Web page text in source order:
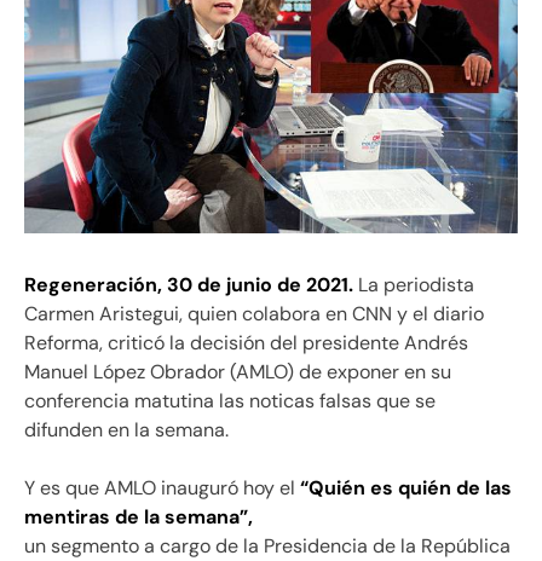
Regeneración, 30 de junio de 2021. La periodista
Carmen Aristegui, quien colabora en CNN y el diario
Reforma, criticó la decisión del presidente Andrés
Manuel López Obrador (AMLO) de exponer en su
conferencia matutina las noticas falsas que se
difunden en la semana.
Y es que AMLO inauguró hoy el “Quién es quién de las
mentiras de la semana”,
un segmento a cargo de la Presidencia de la República